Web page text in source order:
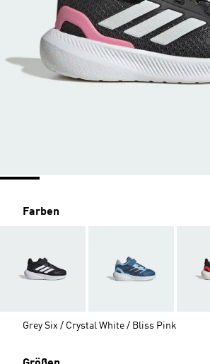
Farben
Grey Six / Crystal White / Bliss Pink